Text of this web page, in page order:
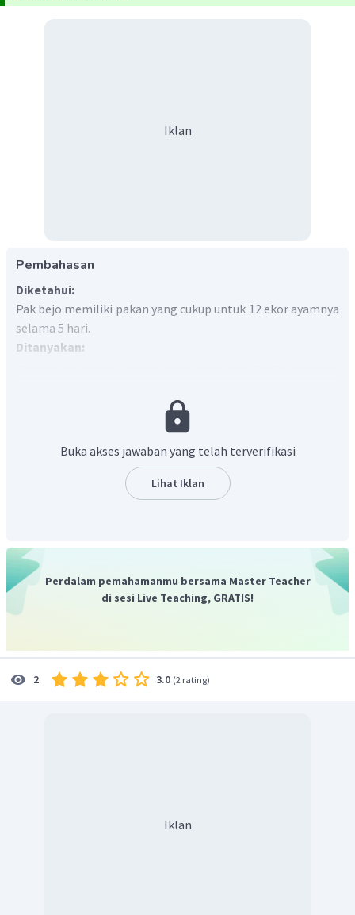
Iklan
Pembahasan
Diketahui:
Pak bejo memiliki pakan yang cukup untuk 12 ekor ayamnya
selama 5 hari.
Ditanyakan:
Permasalahan di atas adalah perbandingan berbalik nilai.
persediaan pakan semakin banyak.
ekor ayam selama
hari.
ekor ayam selama hari.
pakan akan cukup selama hari.
Buka akses jawaban yang telah terverifikasi
Lihat Iklan
Perdalam pemahamanmu bersama Master Teacher
di sesi Live Teaching, GRATIS!
2 3.0 (2 rating)
Iklan